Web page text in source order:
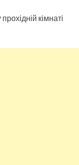
кімнаті